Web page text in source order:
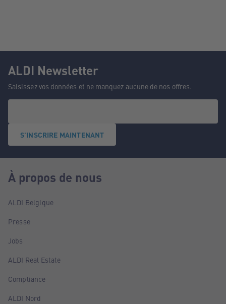
ALDI Newsletter
Saisissez vos données et ne manquez aucune de nos offres.
S'INSCRIRE MAINTENANT
À propos de nous
ALDI Belgique
Presse
Jobs
ALDI Real Estate
Compliance
ALDI Nord